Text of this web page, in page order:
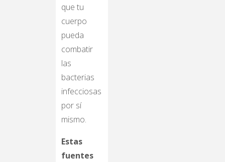
que tu
cuerpo
pueda
combatir
las
bacterias
infecciosas
por sí
mismo.
Estas
fuentes